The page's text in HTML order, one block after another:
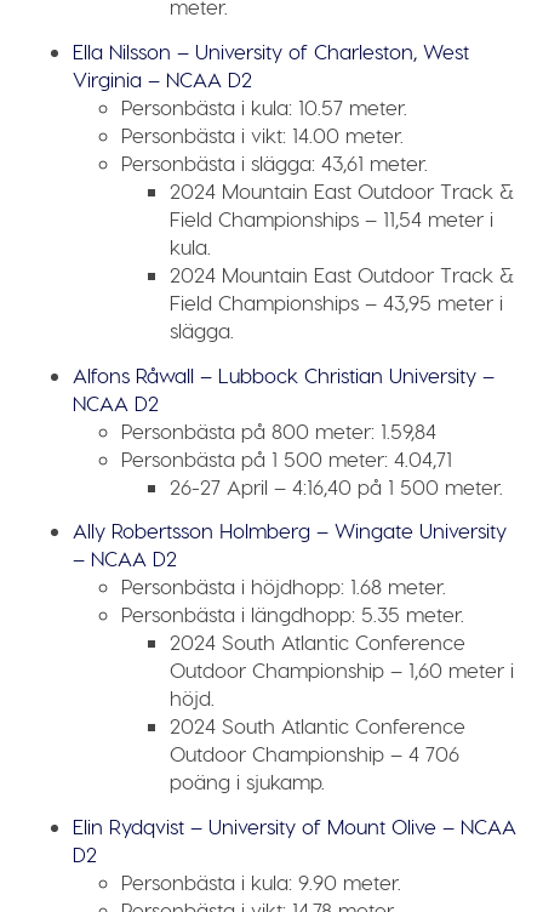
meter.
Ella Nilsson – University of Charleston, West
Virginia – NCAA D2
Personbästa i kula: 10.57 meter.
Personbästa i vikt: 14.00 meter.
Personbästa i slägga:43,61 meter.
2024 Mountain East Outdoor Track &
Field Championships – 11,54 meter i
kula.
2024 Mountain East Outdoor Track &
Field Championships – 43,95 meter i
slägga.
Alfons Råwall – Lubbock Christian University –
NCAA D2
Personbästa på 800 meter: 1.59,84
Personbästa på 1 500 meter:4.04,71
26-27 April – 4:16,40 på 1 500 meter.
Ally Robertsson Holmberg – Wingate University
– NCAA D2
Personbästa i höjdhopp: 1.68 meter.
Personbästa i längdhopp: 5.35 meter.
2024 South Atlantic Conference
Outdoor Championship – 1,60 meter i
höjd.
2024 South Atlantic Conference
Outdoor Championship – 4 706
poäng i sjukamp.
Elin Rydqvist – University of Mount Olive – NCAA
D2
Personbästa i kula: 9.90 meter.